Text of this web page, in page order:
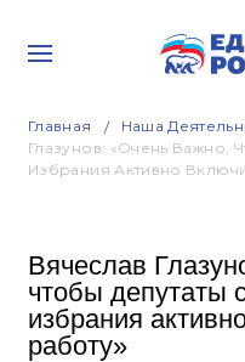
Главная Наша
Глазунов: «Очень Важно,
Избрания Активно
Вячеслав
чтобы депутаты
избрания
работу»